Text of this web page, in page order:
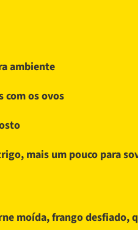
ambiente
com os ovos
mais um pouco para
moída, frango desfiado,